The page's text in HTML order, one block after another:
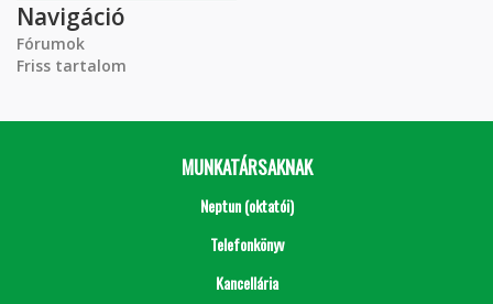
Navigáció
Fórumok
Friss tartalom
MUNKATÁRSAKNAK
Neptun (oktatói)
Telefonkönyv
Kancellária